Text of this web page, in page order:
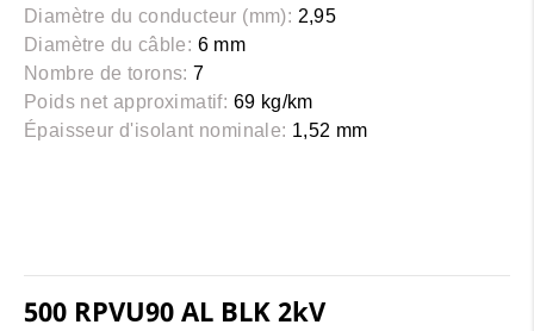
Diamètre du conducteur (mm): 2,95
Diamètre du câble: 6 mm
Nombre de torons: 7
Poids net approximatif: 69 kg/km
Épaisseur d'isolant nominale: 1,52 mm
500 RPVU90 AL BLK 2kV